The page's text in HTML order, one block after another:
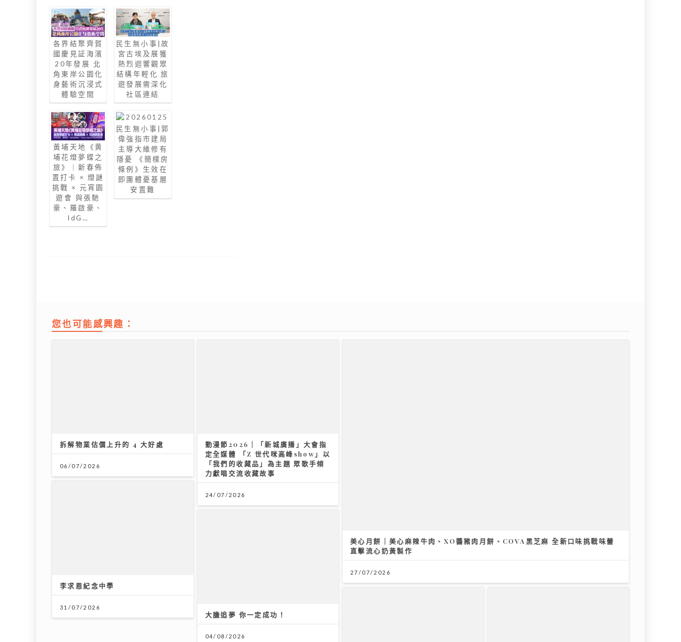
各界結聚齊賀
國慶見証海濱
20年發展 北
角東岸公園化
身藝術沉浸式
體驗空間
黃埔天地《黄
埔花燈夢蝶之
旅》｜新春佈
置打卡 × 燈謎
挑戰 × 元宵園
遊會 與張馳
豪、羅啟豪、
IdG…
民生無小事|故
宮古埃及展獲
熱烈迴響觀眾
結構年輕化 旅
遊發展需深化
社區連結
民生無小事|郭
偉強指市建局
主導大維修有
隱憂 《簡樸房
條例》生效在
即團體憂基層
安置難
您也可能感興趣：
拆解物業估價上升的 4 大好處
06/07/2026
動漫節2026｜「新城廣播」大會指
定全媒體 「Z 世代咪高峰show」以
「我們的收藏品」為主題 眾歌手傾
力獻唱交流收藏故事
24/07/2026
美心月餅｜美心麻辣牛肉、XO醬豬肉月餅、COVA黑芝麻 全新口味挑戰味蕾
直擊流心奶黃製作
27/07/2026
李求恩紀念中學
31/07/2026
大膽追夢 你一定成功！
04/08/2026